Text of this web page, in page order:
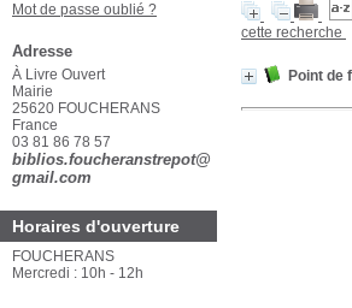
cette recherche
Point de
Mot de passe oublié ?
Adresse
À Livre Ouvert
Mairie
25620 FOUCHERANS
France
03 81 86 78 57
biblios.foucheranstrepot@
gmail.com
Horaires d'ouverture
FOUCHERANS
Mercredi : 10h - 12h